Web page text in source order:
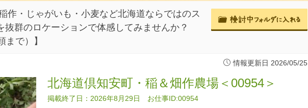
・じゃがいも・小麦など北海道ならではのス
抜群のロケーションで体感してみませんか？
まで）】
情報更新日 2026/05/25
北海道倶知安町・稲＆畑作農場＜00954＞
掲載終了日：2026年8月29日 お仕事ID:00954